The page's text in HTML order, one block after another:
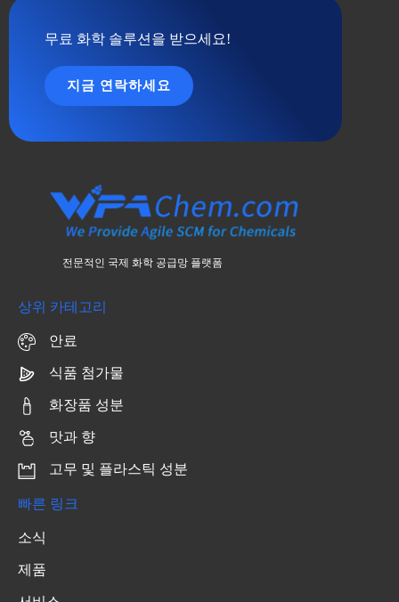
무료 화학 솔루션을 받으세요!
지금 연락하세요
전문적인 국제 화학 공급망 플랫폼
상위 카테고리
안료
식품 첨가물
화장품 성분
맛과 향
고무 및 플라스틱 성분
빠른 링크
소식
제품